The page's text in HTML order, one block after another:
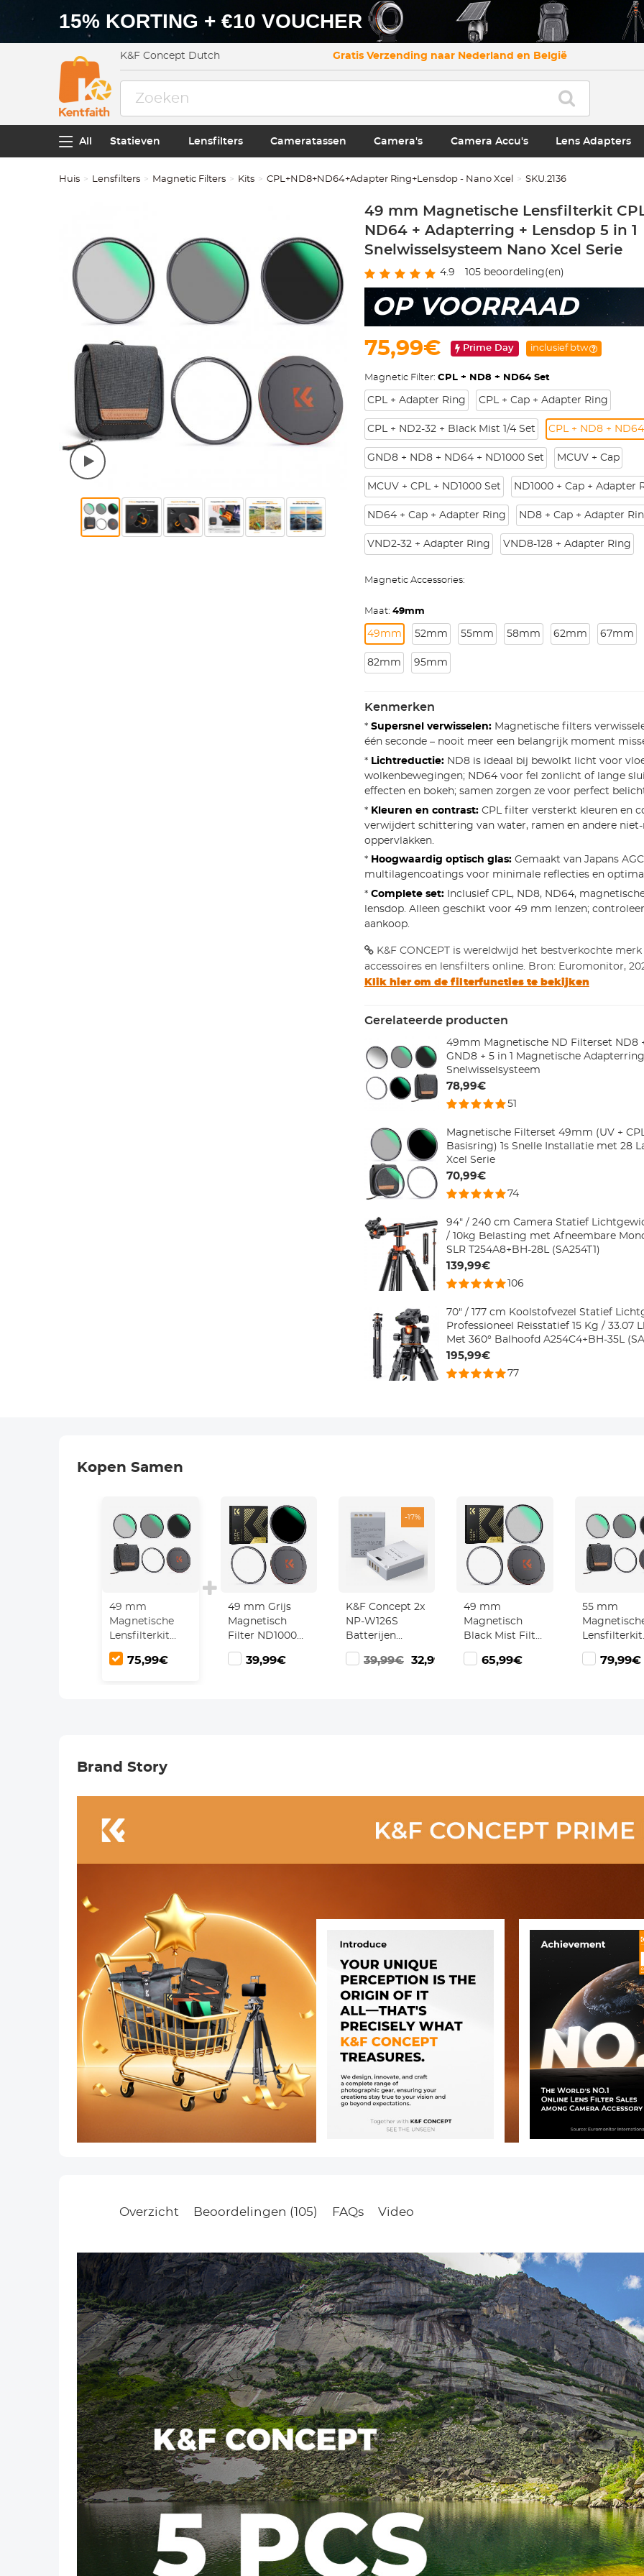
15% KORTING + €10 VOUCHER
K&F Concept Dutch Gratis Verzending naar Nederland en België
All Statieven Lensfilters Cameratassen Camera's Camera Accu's Lens Adapters
Huis Lensfilters Magnetic Filters Kits CPL+ND8+ND64+Adapter Ring+Lensdop - Nano Xcel SKU.2136
49 mm Magnetische Lensfilterkit
ND64 + Adapterring + Lensdop 5 in 1
Snelwisselsysteem Nano Xcel Serie
4.9 105beoordeling(en)
OP VOORRAAD
75,99€ Prime Day inclusief btw
Magnetic Filter: CPL + ND8 + ND64 Set
CPL + Adapter Ring CPL + Cap + Adapter Ring
CPL + ND2-32 + Black Mist 1/4 Set CPL + ND8 +
GND8 + ND8 + ND64 + ND1000 Set MCUV + Cap
MCUV + CPL + ND1000 Set ND1000 + Cap + Adapter
ND64 + Cap + Adapter Ring ND8 + Cap + Adapter
VND2-32 + Adapter Ring VND8-128 + Adapter Ring
Magnetic Accessories:
Maat: 49mm
49mm 52mm 55mm 58mm 62mm 67mm
82mm 95mm
Kenmerken
* Supersnel verwisselen:Magnetische filters
één seconde – nooit meer een belangrijk moment
* Lichtreductie:ND8 is ideaal bij bewolkt licht voor
wolkenbewegingen; ND64 voor fel zonlicht of lange
effecten en bokeh; samen zorgen ze voor perfect
* Kleuren en contrast:CPL filter versterkt kleuren en
verwijdert schittering van water, ramen en andere
oppervlakken.
* Hoogwaardig optisch glas:Gemaakt van Japans
multilagencoatings voor minimale reflecties en
* Complete set:Inclusief CPL, ND8, ND64,
lensdop. Alleen geschikt voor 49 mm lenzen;
aankoop.
K&F CONCEPT is wereldwijd het bestverkochte
accessoires en lensfilters online. Bron: Euromonitor,
Klik hier om de filterfuncties te bekijken
Gerelateerde producten
49mm Magnetische ND Filterset ND8
GND8 + 5 in 1 Magnetische
Snelwisselsysteem
78,99€
51
Magnetische Filterset 49mm (UV +
Basisring) 1s Snelle Installatie met 28
Xcel Serie
70,99€
74
94" / 240 cm Camera Statief
/ 10kg Belasting met Afneembare
SLR T254A8+BH-28L (SA254T1)
139,99€
106
70" / 177 cm Koolstofvezel Statief
Professioneel Reisstatief 15 Kg / 33.07
Met 360° Balhoofd A254C4+BH-35L
195,99€
77
Kopen Samen
49 mm
Magnetische
Lensfilterkit
CPL + ND8 +
ND64 +75,99€
49 mm Grijs
Magnetisch
Filter ND1000
(10 Stop) ND
Filter HD
39,99€
-17%
K&F Concept 2x
NP-W126S
Batterijen
(1050mAh) +
USB-C Dual
39,99€ 32,99€
49 mm
Magnetisch
Black Mist Filter
1/4 Lens Filter
Voor Speciale
65,99€
55 mm
Lensfilterkit
CPL + ND8 +
ND64 +79,99€
Brand Story
Overzicht Beoordelingen (105) FAQs Video